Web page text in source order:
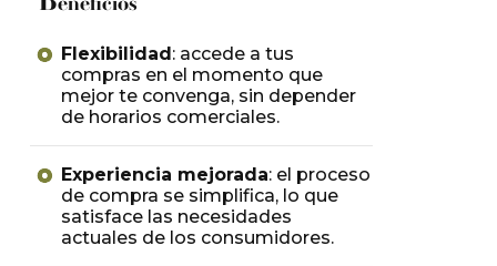
Flexibilidad : accede a tus
compras en el momento que
mejor te convenga, sin depender
de horarios comerciales.
Experiencia mejorada: el proceso
de compra se simplifica, lo que
satisface las necesidades
actuales de los consumidores.